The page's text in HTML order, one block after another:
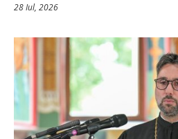
28 Iul, 2026